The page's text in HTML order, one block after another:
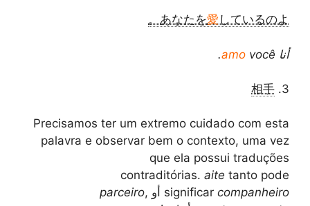
あなたを愛 しているのよ。
أنا amo você.
3.
相手
Precisamos ter um extremo cuidado com esta
palavra e observar bem o contexto, uma vez
que ela possui traduções
contraditórias. aite tanto pode
significar companheiro أو parceiro,